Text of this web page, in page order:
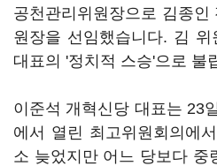
공천관리위원장으로 김종인
원장을 선임했습니다. 김
대표의 '정치적 스승'으로 불
이준석 개혁신당 대표는 23
에서 열린 최고위원회의에
소 늦었지만 어느 당보다 중